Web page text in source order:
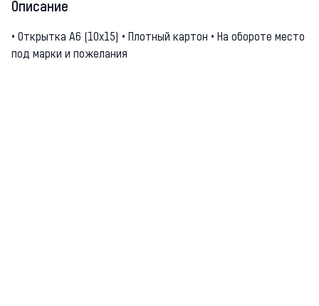
Описание
• Открытка А6 (10х15) • Плотный картон • На обороте место
под марки и пожелания